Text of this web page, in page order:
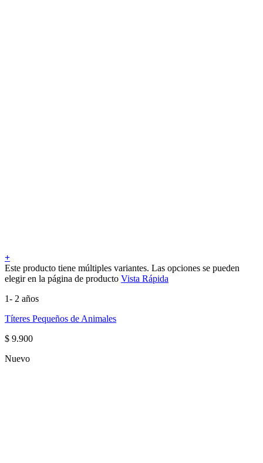
+
Este producto tiene múltiples variantes. Las opciones se pueden
elegir en la página de producto Vista Rápida
1- 2 años
Títeres Pequeños de Animales
$ 9.900
Nuevo